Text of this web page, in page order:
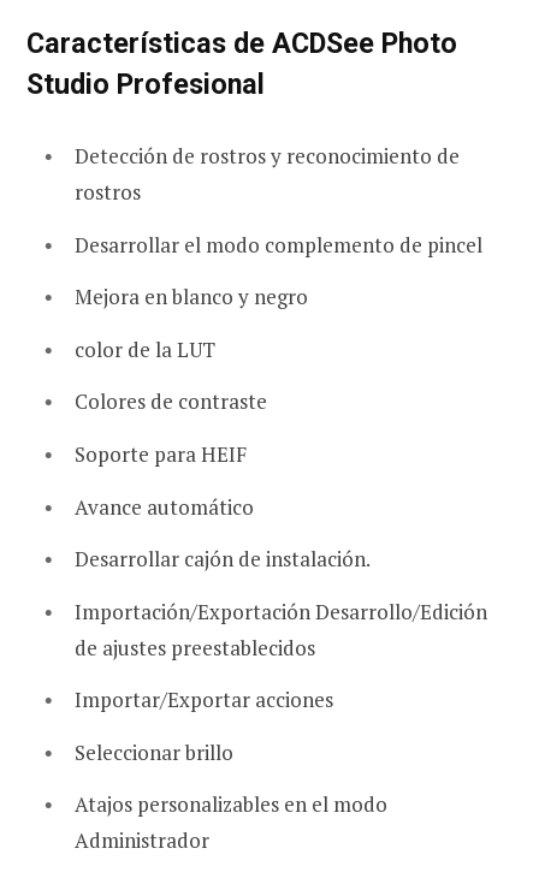
Características de ACDSee Photo
Studio Profesional
Detección de rostros y reconocimiento de
rostros
Desarrollar el modo complemento de pincel
Mejora en blanco y negro
color de la LUT
Colores de contraste
Soporte para HEIF
Avance automático
Desarrollar cajón de instalación.
Importación/Exportación Desarrollo/Edición
de ajustes preestablecidos
Importar/Exportar acciones
Seleccionar brillo
Atajos personalizables en el modo
Administrador